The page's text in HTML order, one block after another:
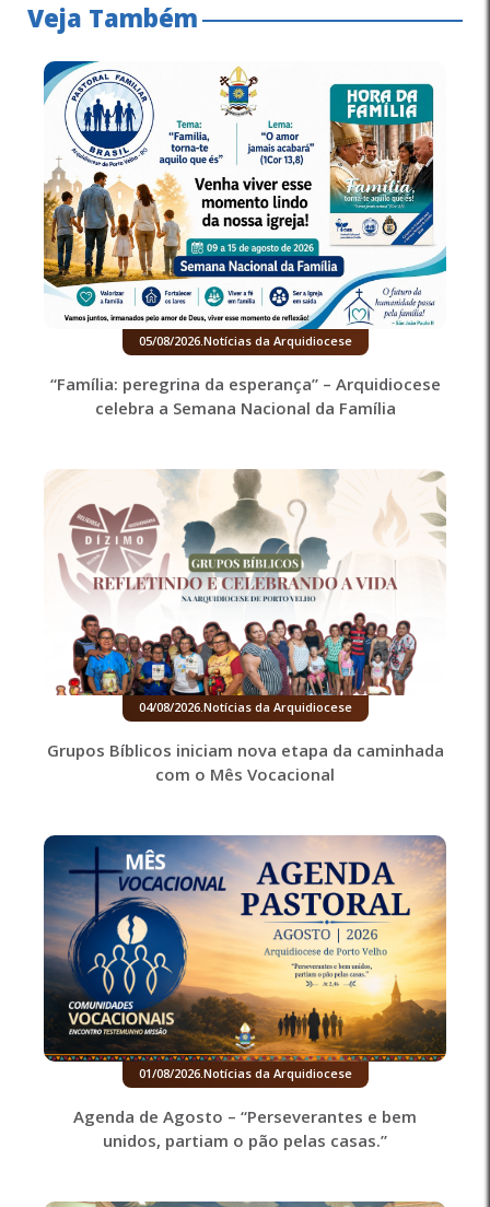
Veja Também
05/08/2026.Notícias da Arquidiocese
“Família: peregrina da esperança” – Arquidiocese
celebra a Semana Nacional da Família
04/08/2026.Notícias da Arquidiocese
Grupos Bíblicos iniciam nova etapa da caminhada
com o Mês Vocacional
01/08/2026.Notícias da Arquidiocese
Agenda de Agosto – “Perseverantes e bem
unidos, partiam o pão pelas casas.”